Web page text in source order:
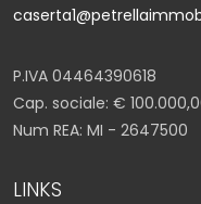
P.IVA 04464390618
Cap. sociale: €
Num REA: MI - 2647500
LINKS